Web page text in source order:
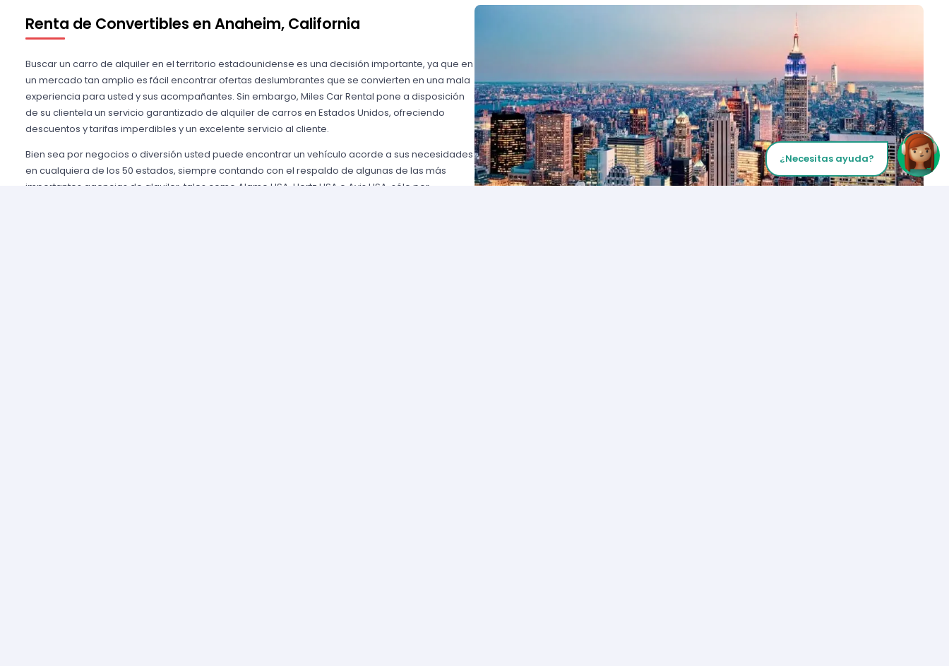
Renta de Convertibles en Anaheim, California
Buscar un carro de alquiler en el territorio estadounidense es una decisión importante, ya que en
un mercado tan amplio es fácil encontrar ofertas deslumbrantes que se convierten en una mala
experiencia para usted y sus acompañantes. Sin embargo, Miles Car Rental pone a disposición
de su clientela un servicio garantizado de alquiler de carros en Estados Unidos, ofreciendo
descuentos y tarifas imperdibles y un excelente servicio al cliente.
Bien sea por negocios o diversión usted puede encontrar un vehículo acorde a sus necesidades
en cualquiera de los 50 estados, siempre contando con el respaldo de algunas de las más
importantes agencias de alquiler, tales como Alamo USA, Hertz USA o Avis USA, sólo por
¿Necesitas ayuda?